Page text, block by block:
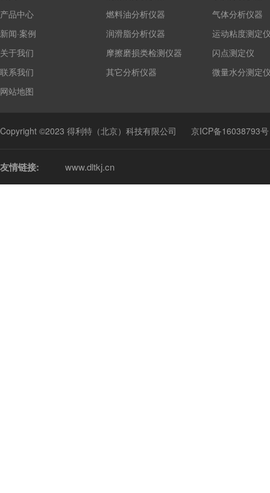
产品中心
新闻·案例
关于我们
联系我们
网站地图
燃料油分析仪器
润滑脂分析仪器
摩擦磨损类检测仪器
其它分析仪器
气体分析仪器
运动粘度测定
闪点测定仪
微量水分测定
Copyright ©2023 得利特（北京）科技有限公司 京ICP备16038793号
友情链接: www.dltkj.cn